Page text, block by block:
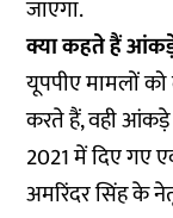
जाएगा.
क्या कहते हैं
यूपपीए मामलों
करते हैं, वही आंकड़े
2021 में दिए गए
अमरिंदर सिंह के